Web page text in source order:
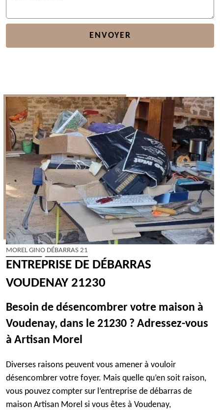
MOREL GINO DÉBARRAS 21
ENTREPRISE DE DÉBARRAS
VOUDENAY 21230
Besoin de désencombrer votre maison à
Voudenay, dans le 21230 ? Adressez-vous
à Artisan Morel
Diverses raisons peuvent vous amener à vouloir
désencombrer votre foyer. Mais quelle qu’en soit raison,
vous pouvez compter sur l’entreprise de débarras de
maison Artisan Morel si vous êtes à Voudenay,